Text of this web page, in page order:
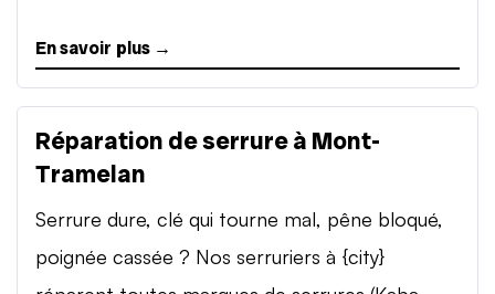
En savoir plus →
Réparation de serrure à Mont-
Tramelan
Serrure dure, clé qui tourne mal, pêne bloqué,
poignée cassée ? Nos serruriers à {city}